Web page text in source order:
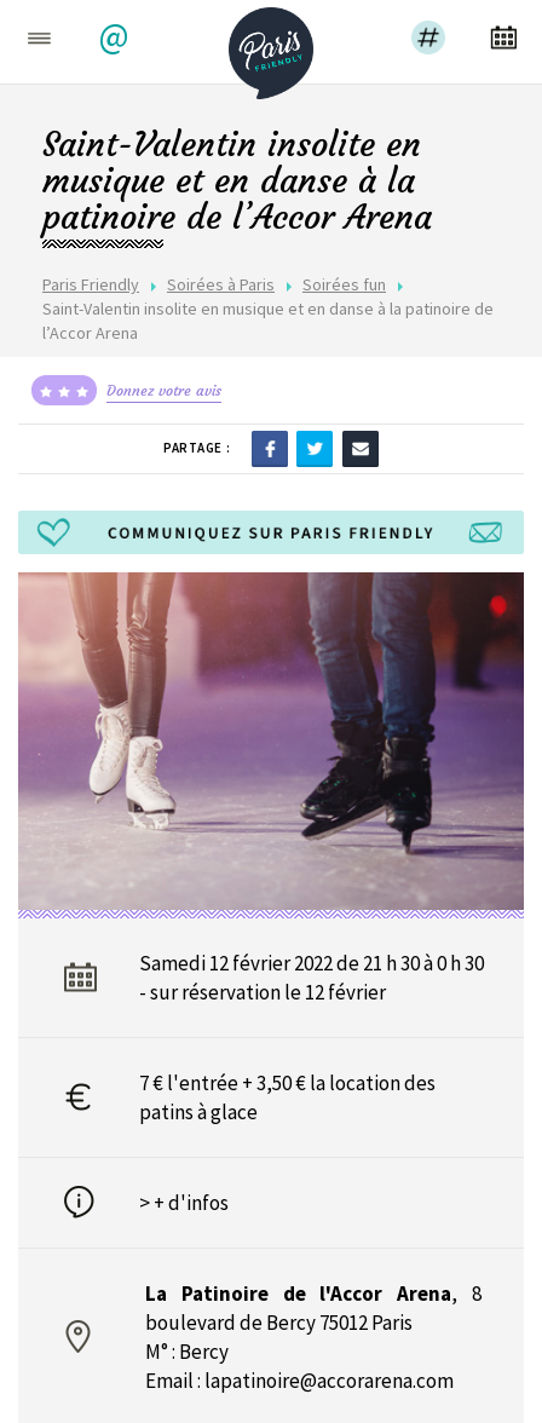
@
Paris Friendly Soirées à Paris
Soirées fun
Saint-Valentin insolite en musique et en danse à la patinoire de
l’Accor Arena
Saint-Valentin insolite en
musique et en danse à la
patinoire de l’Accor Arena
Donnez votre avis
PARTAGE :
Samedi 12 février 2022 de 21 h 30 à 0 h 30
- sur réservation le 12 février
7 € l'entrée + 3,50 € la location des
patins à glace
> + d'infos
La Patinoire de l'Accor Arena,8
boulevard de Bercy 75012 Paris
M° : Bercy
Email : lapatinoire@accorarena.com